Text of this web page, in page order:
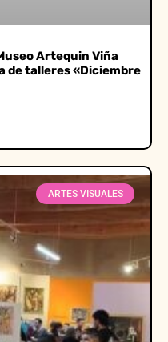
Artequin Viña
de talleres «Diciembre
ARTES VISUALES